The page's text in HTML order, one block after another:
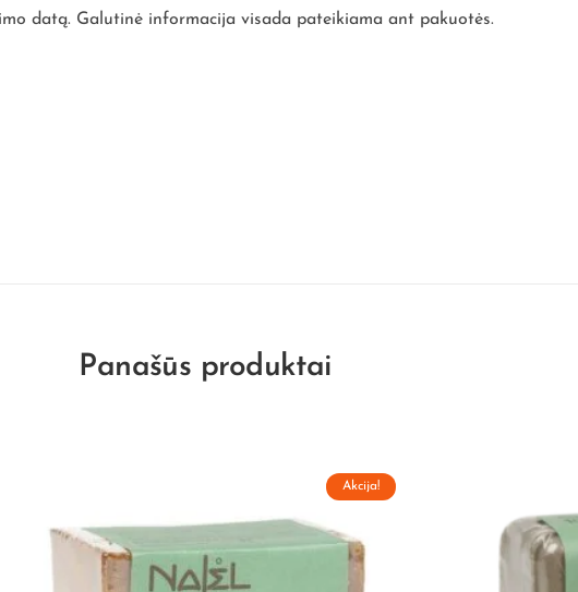
datą. Galutinė informacija visada pateikiama ant pakuotės.
Panašūs produktai
Akcija!